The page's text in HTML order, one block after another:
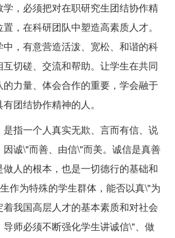
学，必须把对在职研究生团结协作精
，在科研团队中塑造高素质人才。
，有意营造活泼、宽松、和谐的科
切磋、交流和帮助。让学生在共同
力量、体会合作的重要，学会融于
团结协作精神的人。
指一个人真实无欺、言而有信、说
诚\"而善、由信\"而美。诚信是真善
人的根本，也是一切德行的基础和
作为特殊的学生群体，能否以真\"为
我国高层人才的基本素质和对社会
师必须不断强化学生讲诚信\"、做